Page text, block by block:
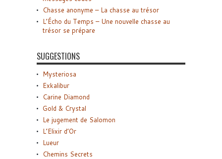
Chasse anonyme – La chasse au trésor
L’Écho du Temps – Une nouvelle chasse au
trésor se prépare
SUGGESTIONS
Mysteriosa
Exkalibur
Carine Diamond
Gold & Crystal
Le jugement de Salomon
L’Elixir d’Or
Lueur
Chemins Secrets